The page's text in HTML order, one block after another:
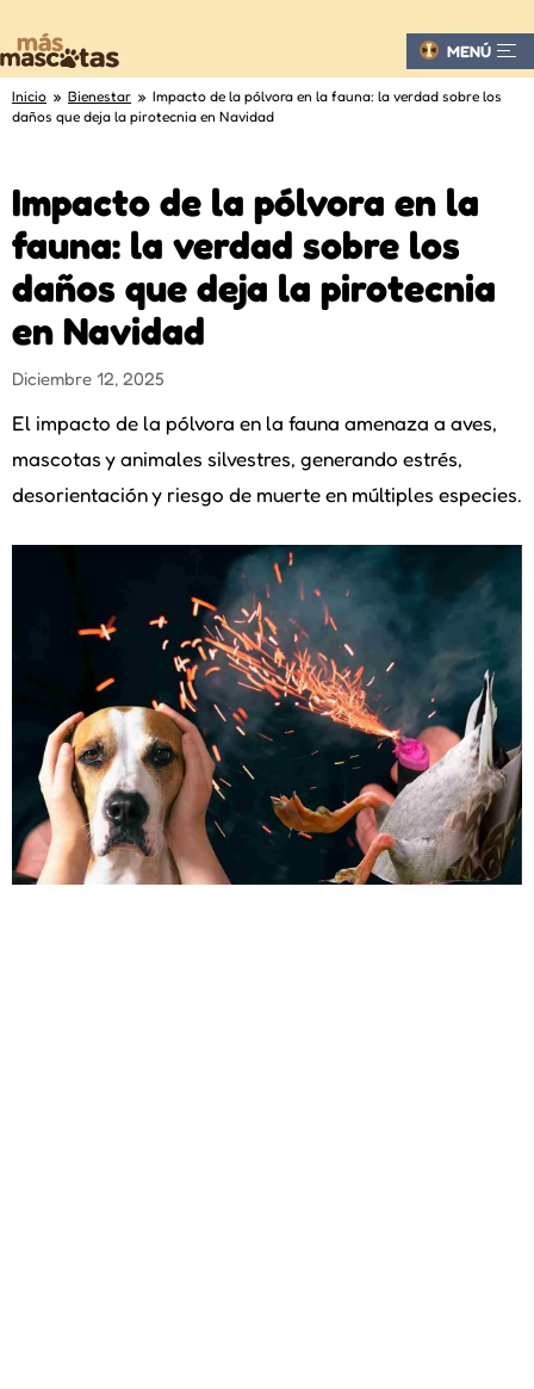
MENÚ
Inicio » Bienestar » Impacto de la pólvora en la fauna: la verdad sobre los
daños que deja la pirotecnia en Navidad
Impacto de la pólvora en la
fauna: la verdad sobre los
daños que deja la pirotecnia
en Navidad
Diciembre 12, 2025
El impacto de la pólvora en la fauna amenaza a aves,
mascotas y animales silvestres, generando estrés,
desorientación y riesgo de muerte en múltiples especies.